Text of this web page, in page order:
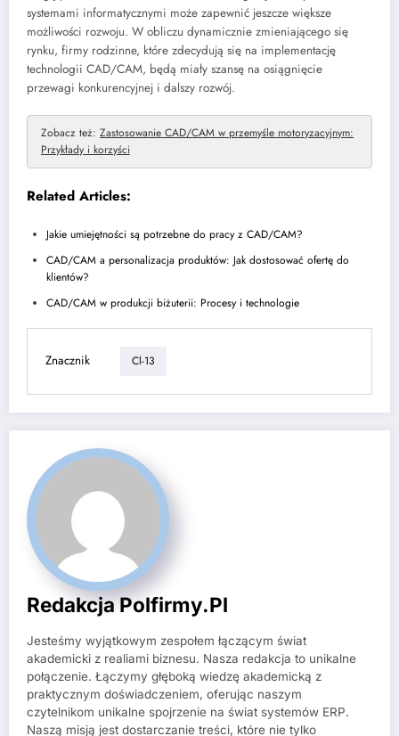
systemami informatycznymi może zapewnić jeszcze większe
możliwości rozwoju. W obliczu dynamicznie zmieniającego się
rynku, firmy rodzinne, które zdecydują się na implementację
technologii CAD/CAM, będą miały szansę na osiągnięcie
przewagi konkurencyjnej i dalszy rozwój.
Zobacz też: Zastosowanie CAD/CAM w przemyśle motoryzacyjnym:
Przykłady i korzyści
Related Articles:
Jakie umiejętności są potrzebne do pracy z CAD/CAM?
CAD/CAM a personalizacja produktów: Jak dostosować ofertę do
klientów?
CAD/CAM w produkcji biżuterii: Procesy i technologie
Znacznik Cl-13
Redakcja Polfirmy.pl
Jesteśmy wyjątkowym zespołem łączącym świat
akademicki z realiami biznesu. Nasza redakcja to unikalne
połączenie. Łączymy głęboką wiedzę akademicką z
praktycznym doświadczeniem, oferując naszym
czytelnikom unikalne spojrzenie na świat systemów ERP.
Naszą misją jest dostarczanie treści, które nie tylko